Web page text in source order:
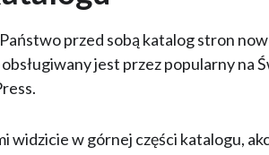
przed sobą katalog stron
jest przez popularny na
widzicie w górnej części katalogu,